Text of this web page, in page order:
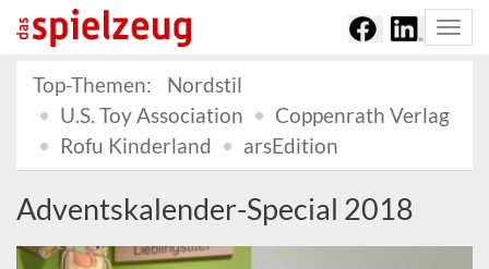
Top-Themen:
Nordstil
U.S. Toy Association
Coppenrath Verlag
Rofu Kinderland
arsEdition
Adventskalender-Special 2018